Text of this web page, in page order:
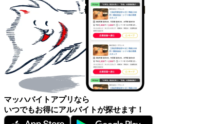
マッハバイトアプリなら
いつでもお得にアルバイトが探せます！